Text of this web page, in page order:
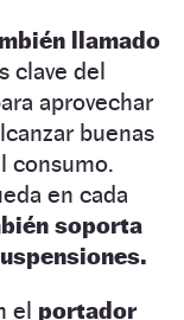
llamado
clave del
aprovechar
buenas
consumo.
en cada
soporta
el portador